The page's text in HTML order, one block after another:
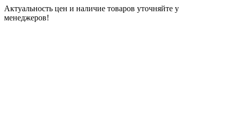
Актуальность цен и наличие товаров уточняйте у
менеджеров!